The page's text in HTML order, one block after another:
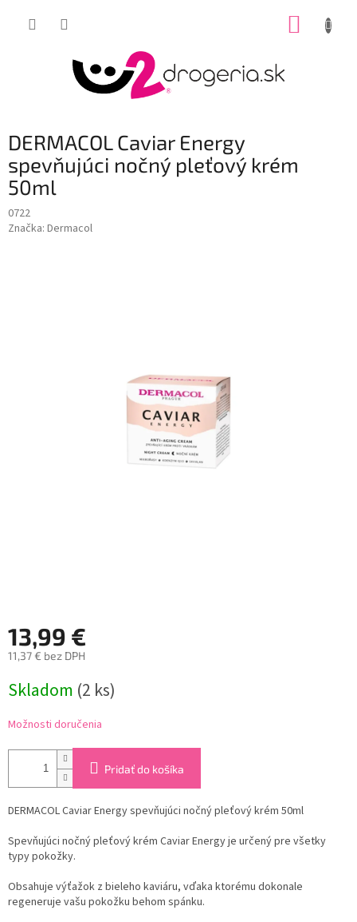
DERMACOL Caviar Energy
spevňujúci nočný pleťový krém
50ml
0722
Značka: Dermacol
13,99 €
11,37 € bez DPH
cena:
Skladom (2 ks)
Možnosti doručenia
Pridať do košíka
DERMACOL Caviar Energy spevňujúci nočný pleťový krém 50ml
Spevňujúci nočný pleťový krém Caviar Energy je určený pre všetky
typy pokožky.
Obsahuje výťažok z bieleho kaviáru, vďaka ktorému dokonale
regeneruje vašu pokožku behom spánku.